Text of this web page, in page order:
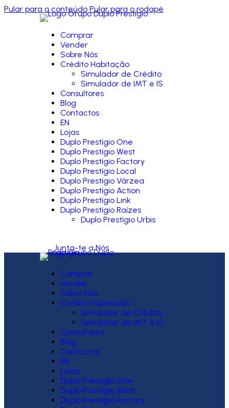
Pular para o conteúdo Pular para o rodapé
Comprar
Vender
Sobre Nós
Crédito Habitação
Simulador de Crédito
Simulador de IMT e IS
Consultores
Blog
Contactos
EN
Lojas
Duplo Prestígio One
Duplo Prestígio West
Duplo Prestígio Factory
Duplo Prestígio Local
Duplo Prestígio Várzea
Duplo Prestígio Action
Duplo Prestígio Link
Duplo Prestígio Raízes
Duplo Prestígio Urbis
Junta-te a Nós
Comprar
Vender
Sobre Nós
Crédito Habitação
Simulador de Crédito
Simulador de IMT e IS
Consultores
Blog
Contactos
EN
Lojas
Duplo Prestígio One
Duplo Prestígio West
Duplo Prestígio Factory